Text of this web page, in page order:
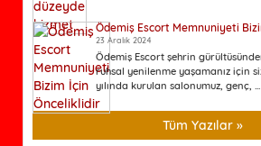
Ödemiş Escort Memnuniyeti
23 Aralık 2024
Ödemiş Escort şehrin
ruhsal yenilenme yaşamanız için
yılında kurulan salonumuz, genç, ...
Tüm Yazılar »